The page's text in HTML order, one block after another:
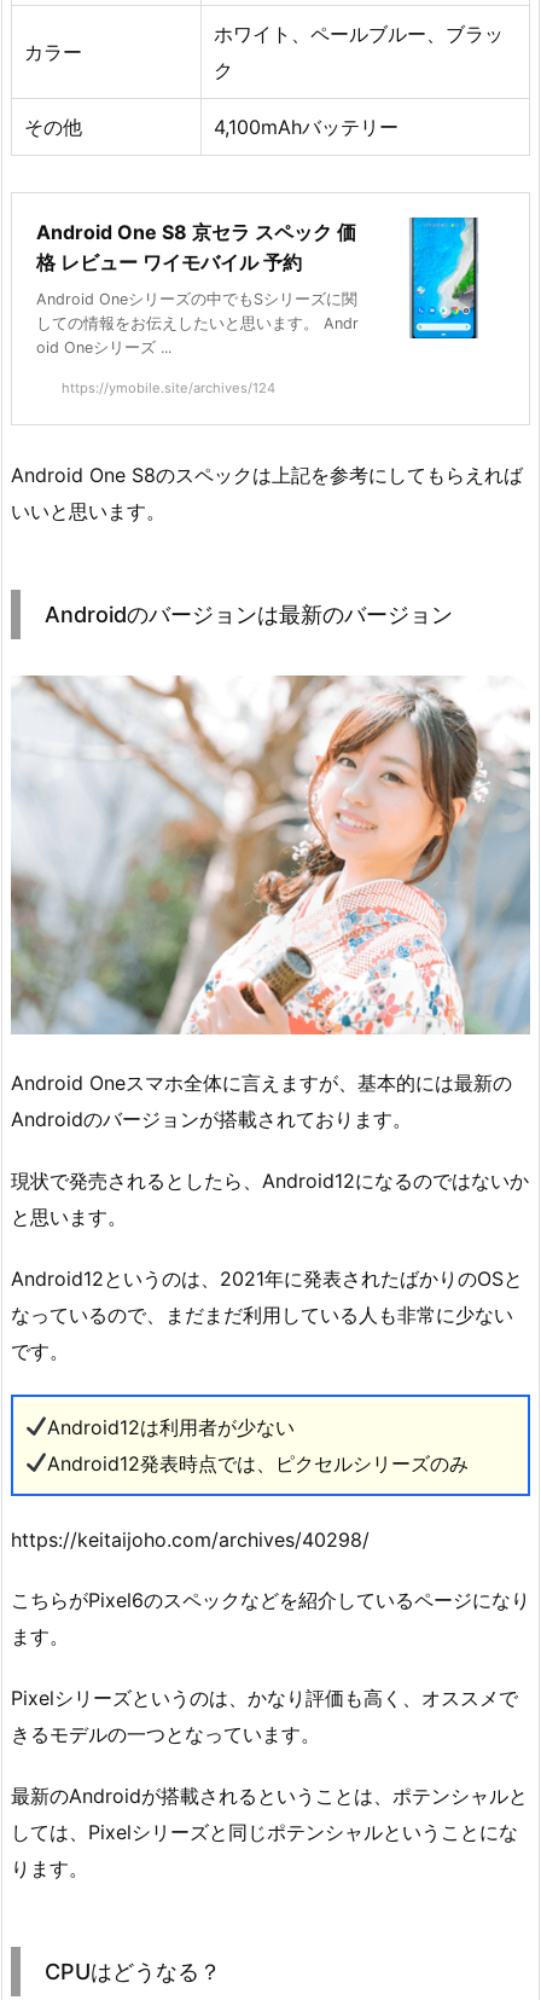
カラー
ホワイト、ペールブルー、ブラッ
ク
その他 4,100mAhバッテリー
Android One S8 京セラ スペック 価
格 レビュー ワイモバイル 予約
Android Oneシリーズの中でもSシリーズに関
しての情報をお伝えしたいと思います。 Andr
oid Oneシリーズ ...
https://ymobile.site/archives/124
Android One S8のスペックは上記を参考にしてもらえれば
いいと思います。
Androidのバージョンは最新のバージョン
Android Oneスマホ全体に言えますが、基本的には最新の
Androidのバージョンが搭載されております。
現状で発売されるとしたら、Android12になるのではないか
と思います。
Android12というのは、2021年に発表されたばかりのOSと
なっているので、まだまだ利用している人も非常に少ない
です。
Android12は利用者が少ない
Android12発表時点では、ピクセルシリーズのみ
https://keitaijoho.com/archives/40298/
こちらがPixel6のスペックなどを紹介しているページになり
ます。
Pixelシリーズというのは、かなり評価も高く、オススメで
きるモデルの一つとなっています。
最新のAndroidが搭載されるということは、ポテンシャルと
しては、Pixelシリーズと同じポテンシャルということにな
ります。
CPUはどうなる？